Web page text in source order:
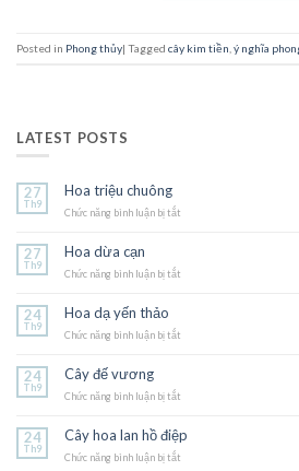
Posted in Phong thủy| Tagged cây kim tiền ý nghĩa
LATEST POSTS
27
Th9
Hoa triệu chuông
Chức năng bình luận bị tắt
27
Th9
Hoa dừa cạn
Chức năng bình luận bị tắt
24
Th9
Hoa dạ yến thảo
Chức năng bình luận bị tắt
24
Th9
Cây đế vương
Chức năng bình luận bị tắt
vương
24
Th9
Cây hoa lan hồ điệp
Chức năng bình luận bị tắt